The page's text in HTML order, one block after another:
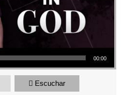
00:00
Escuchar